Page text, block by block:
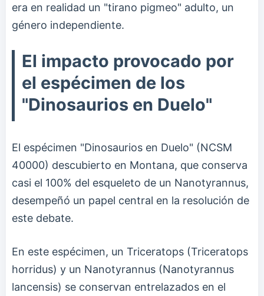
era en realidad un "tirano pigmeo" adulto, un
género independiente.
El impacto provocado por
el espécimen de los
"Dinosaurios en Duelo"
El espécimen "Dinosaurios en Duelo" (NCSM
40000) descubierto en Montana, que conserva
casi el 100% del esqueleto de un Nanotyrannus,
desempeñó un papel central en la resolución de
este debate.
En este espécimen, un Triceratops (Triceratops
horridus) y un Nanotyrannus (Nanotyrannus
lancensis) se conservan entrelazados en el